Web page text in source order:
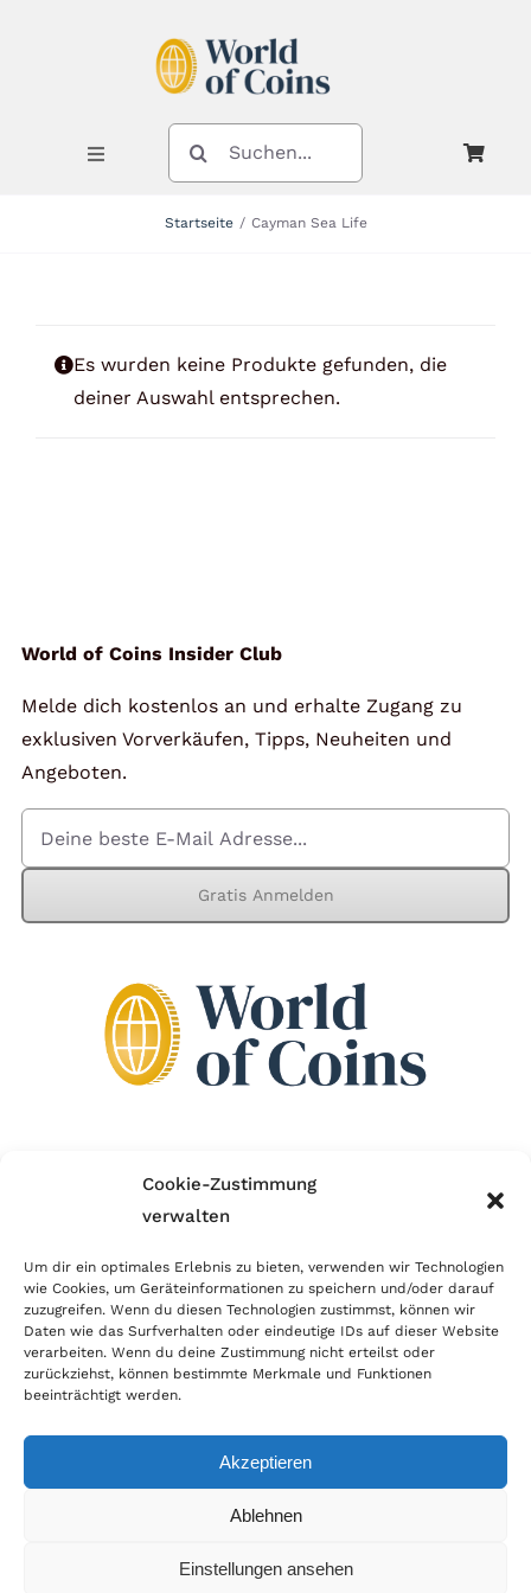
Cookie-Zustimmung
verwalten
Um dir ein optimales Erlebnis zu bieten, verwenden wir Technologien
wie Cookies, um Geräteinformationen zu speichern und/oder darauf
zuzugreifen. Wenn du diesen Technologien zustimmst, können wir
Daten wie das Surfverhalten oder eindeutige IDs auf dieser Website
verarbeiten. Wenn du deine Zustimmung nicht erteilst oder
zurückziehst, können bestimmte Merkmale und Funktionen
beeinträchtigt werden.
Akzeptieren
Ablehnen
Einstellungen ansehen
Toggle
Navigation
Kontakt
Mein Konto
Warenkorb
SUCHE
NACH:
Startseite Cayman Sea Life
Es wurden keine Produkte gefunden, die
deiner Auswahl entsprechen.
World of Coins Insider Club
Melde dich kostenlos an und erhalte Zugang zu
exklusiven Vorverkäufen, Tipps, Neuheiten und
Angeboten.
Gratis Anmelden
Wir sind Mitglied im Händlerbund!
erfolgreichen E-Commerce ein. Auch wir sind wie
viele Onlineshops im Netz Mitglied im Händlerbund
und unterstützen fairen Onlinehandel.
© Copyright 2026 | World of Coins |Impressum|Datenschutz|Cookie
|Zahlung & Versand